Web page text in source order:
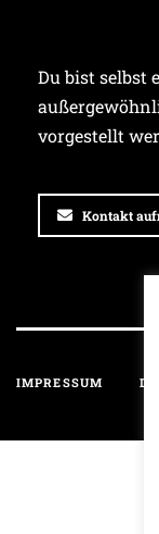
Du bist selbst
vorgestellt
Kontakt
IMPRESSUM